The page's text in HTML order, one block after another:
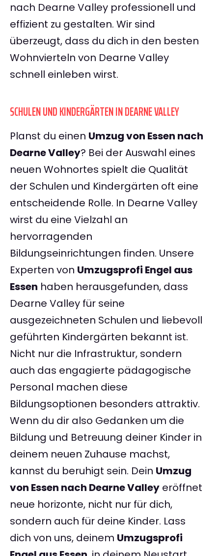
nach Dearne Valley professionell und
effizient zu gestalten. Wir sind
überzeugt, dass du dich in den besten
Wohnvierteln von Dearne Valley
schnell einleben wirst.
SCHULEN UND KINDERGÄRTEN IN DEARNE VALLEY
Planst du einen Umzug von Essen nach
Dearne Valley? Bei der Auswahl eines
neuen Wohnortes spielt die Qualität
der Schulen und Kindergärten oft eine
entscheidende Rolle. In Dearne Valley
wirst du eine Vielzahl an
hervorragenden
Bildungseinrichtungen finden. Unsere
Experten von Umzugsprofi Engel aus
Essen haben herausgefunden, dass
Dearne Valley für seine
ausgezeichneten Schulen und liebevoll
geführten Kindergärten bekannt ist.
Nicht nur die Infrastruktur, sondern
auch das engagierte pädagogische
Personal machen diese
Bildungsoptionen besonders attraktiv.
Wenn du dir also Gedanken um die
Bildung und Betreuung deiner Kinder in
deinem neuen Zuhause machst,
kannst du beruhigt sein. Dein Umzug
von Essen nach Dearne Valley eröffnet
neue horizonte, nicht nur für dich,
sondern auch für deine Kinder. Lass
dich von uns, deinem Umzugsprofi